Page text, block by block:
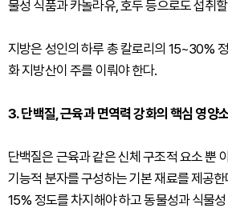
물성 식품과 카놀라유, 호두 등으로도 섭취
지방은 성인의 하루 총 칼로리의 15~30%
화 지방산이 주를 이뤄야 한다.
3. 단백질, 근육과 면역력 강화의 핵심 영양
단백질은 근육과 같은 신체 구조적 요소 뿐
기능적 분자를 구성하는 기본 재료를 제공
15% 정도를 차지해야 하고 동물성과 식물